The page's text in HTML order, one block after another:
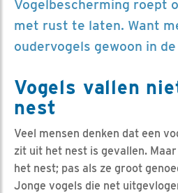
Vogelbescherming roept
met rust te laten. Want
oudervogels gewoon in
Vogels vallen
nest
Veel mensen denken dat een
zit uit het nest is gevallen.
het nest; pas als ze groot
Jonge vogels die net